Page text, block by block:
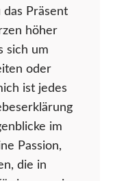
Präsent
höher
sich um
oder
ist jedes
im
Passion,
die in